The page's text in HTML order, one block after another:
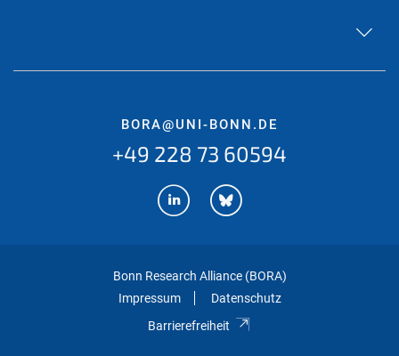
BORA@UNI-BONN.DE
+49 228 73 60594
Bonn Research Alliance (BORA)
Impressum
Datenschutz
Barrierefreiheit